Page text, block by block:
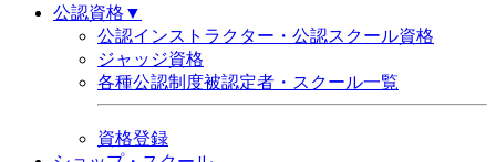
公認資格▼
公認インストラクター・公認スクール資格
ジャッジ資格
各種公認制度被認定者・スクール一覧
資格登録